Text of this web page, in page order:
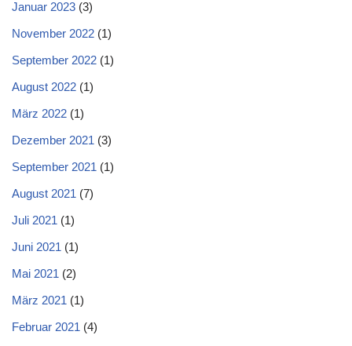
Januar 2023 (3)
November 2022 (1)
September 2022 (1)
August 2022 (1)
März 2022 (1)
Dezember 2021 (3)
September 2021 (1)
August 2021 (7)
Juli 2021 (1)
Juni 2021 (1)
Mai 2021 (2)
März 2021 (1)
Februar 2021 (4)